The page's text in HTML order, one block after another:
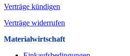
Verträge kündigen
Verträge widerrufen
Materialwirtschaft